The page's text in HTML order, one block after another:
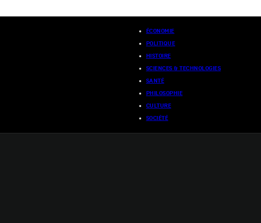
ÉCONOMIE
POLITIQUE
HISTOIRE
SCIENCES & TECHNOLOGIES
SANTÉ
PHILOSOPHIE
CULTURE
SOCIÉTÉ